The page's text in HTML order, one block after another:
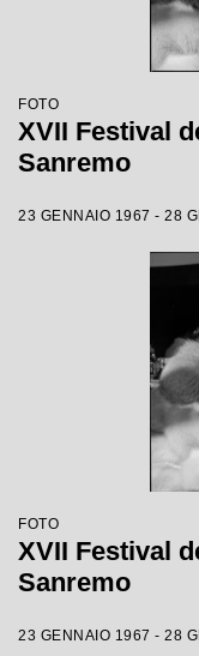
FOTO
XVII Festival
Sanremo
23 GENNAIO 1967 - 28
FOTO
XVII Festival
Sanremo
23 GENNAIO 1967 - 28